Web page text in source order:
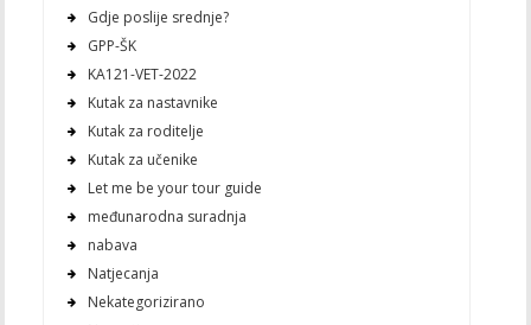
Gdje poslije srednje?
GPP-ŠK
KA121-VET-2022
Kutak za nastavnike
Kutak za roditelje
Kutak za učenike
Let me be your tour guide
međunarodna suradnja
nabava
Natjecanja
Nekategorizirano